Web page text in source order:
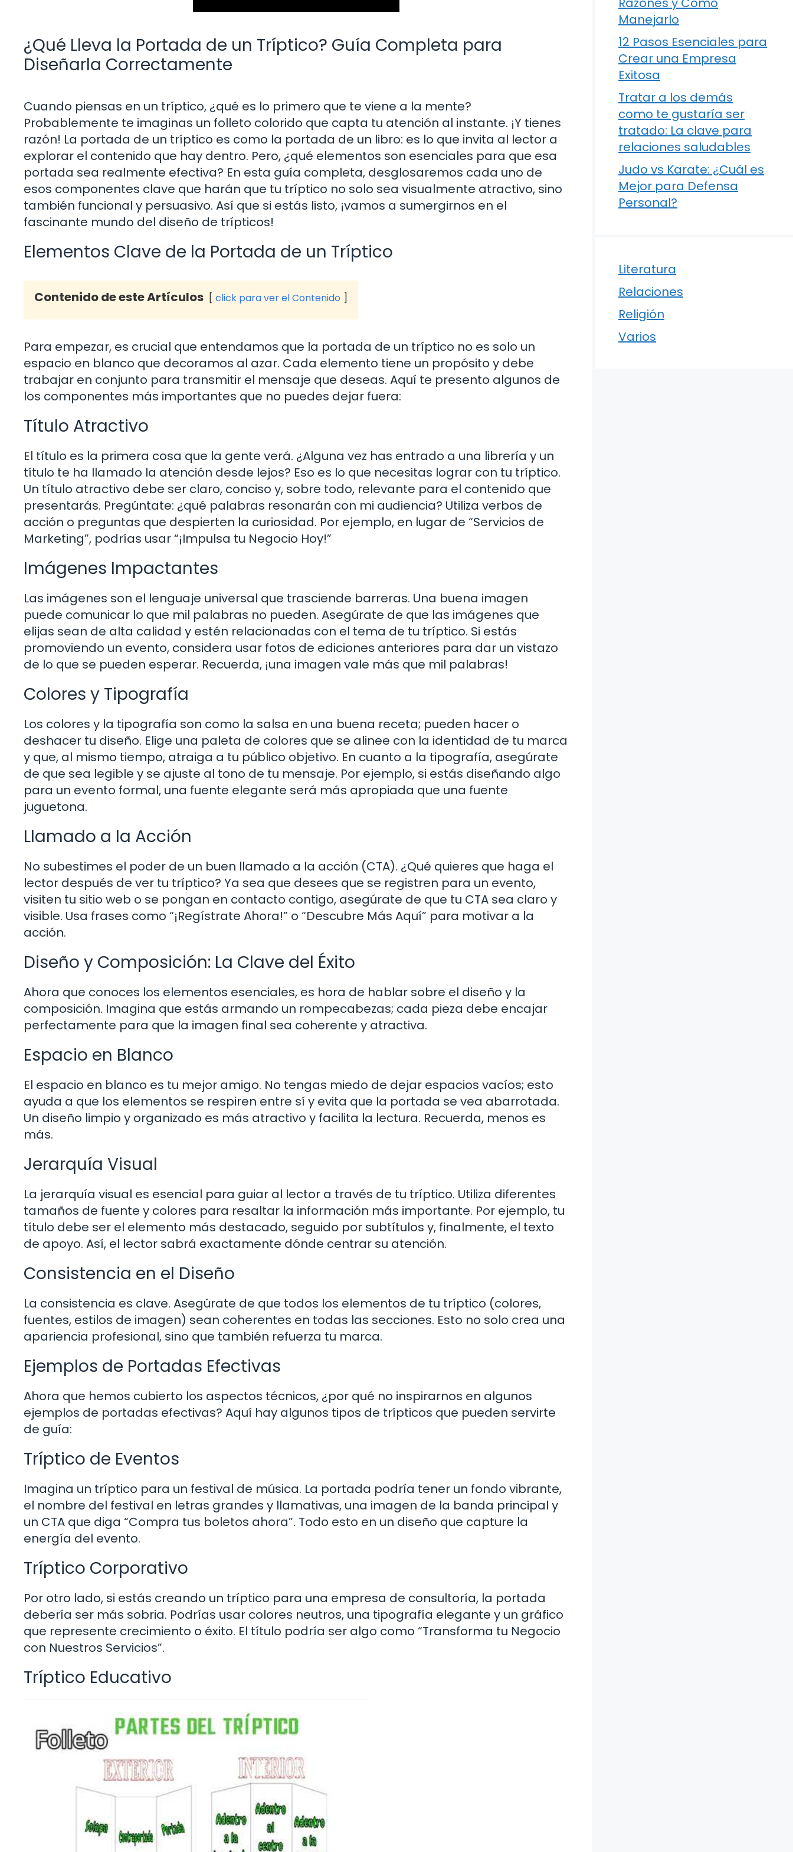
¿Qué Lleva la Portada de un Tríptico? Guía Completa para
Diseñarla Correctamente
Cuando piensas en un tríptico, ¿qué es lo primero que te viene a la mente?
Probablemente te imaginas un folleto colorido que capta tu atención al instante. ¡Y tienes
razón! La portada de un tríptico es como la portada de un libro: es lo que invita al lector a
explorar el contenido que hay dentro. Pero, ¿qué elementos son esenciales para que esa
portada sea realmente efectiva? En esta guía completa, desglosaremos cada uno de
esos componentes clave que harán que tu tríptico no solo sea visualmente atractivo, sino
también funcional y persuasivo. Así que si estás listo, ¡vamos a sumergirnos en el
fascinante mundo del diseño de trípticos!
Elementos Clave de la Portada de un Tríptico
Contenido de este Artículos click para ver el Contenido
Para empezar, es crucial que entendamos que la portada de un tríptico no es solo un
espacio en blanco que decoramos al azar. Cada elemento tiene un propósito y debe
trabajar en conjunto para transmitir el mensaje que deseas. Aquí te presento algunos de
los componentes más importantes que no puedes dejar fuera:
Título Atractivo
El título es la primera cosa que la gente verá. ¿Alguna vez has entrado a una librería y un
título te ha llamado la atención desde lejos? Eso es lo que necesitas lograr con tu tríptico.
Un título atractivo debe ser claro, conciso y, sobre todo, relevante para el contenido que
presentarás. Pregúntate: ¿qué palabras resonarán con mi audiencia? Utiliza verbos de
acción o preguntas que despierten la curiosidad. Por ejemplo, en lugar de “Servicios de
Marketing”, podrías usar “¡Impulsa tu Negocio Hoy!”
Imágenes Impactantes
Las imágenes son el lenguaje universal que trasciende barreras. Una buena imagen
puede comunicar lo que mil palabras no pueden. Asegúrate de que las imágenes que
elijas sean de alta calidad y estén relacionadas con el tema de tu tríptico. Si estás
promoviendo un evento, considera usar fotos de ediciones anteriores para dar un vistazo
de lo que se pueden esperar. Recuerda, ¡una imagen vale más que mil palabras!
Colores y Tipografía
Los colores y la tipografía son como la salsa en una buena receta; pueden hacer o
deshacer tu diseño. Elige una paleta de colores que se alinee con la identidad de tu marca
y que, al mismo tiempo, atraiga a tu público objetivo. En cuanto a la tipografía, asegúrate
de que sea legible y se ajuste al tono de tu mensaje. Por ejemplo, si estás diseñando algo
para un evento formal, una fuente elegante será más apropiada que una fuente
juguetona.
Llamado a la Acción
No subestimes el poder de un buen llamado a la acción (CTA). ¿Qué quieres que haga el
lector después de ver tu tríptico? Ya sea que desees que se registren para un evento,
visiten tu sitio web o se pongan en contacto contigo, asegúrate de que tu CTA sea claro y
visible. Usa frases como “¡Regístrate Ahora!” o “Descubre Más Aquí” para motivar a la
acción.
Diseño y Composición: La Clave del Éxito
Ahora que conoces los elementos esenciales, es hora de hablar sobre el diseño y la
composición. Imagina que estás armando un rompecabezas; cada pieza debe encajar
perfectamente para que la imagen final sea coherente y atractiva.
Espacio en Blanco
El espacio en blanco es tu mejor amigo. No tengas miedo de dejar espacios vacíos; esto
ayuda a que los elementos se respiren entre sí y evita que la portada se vea abarrotada.
Un diseño limpio y organizado es más atractivo y facilita la lectura. Recuerda, menos es
más.
Jerarquía Visual
La jerarquía visual es esencial para guiar al lector a través de tu tríptico. Utiliza diferentes
tamaños de fuente y colores para resaltar la información más importante. Por ejemplo, tu
título debe ser el elemento más destacado, seguido por subtítulos y, finalmente, el texto
de apoyo. Así, el lector sabrá exactamente dónde centrar su atención.
Consistencia en el Diseño
La consistencia es clave. Asegúrate de que todos los elementos de tu tríptico (colores,
fuentes, estilos de imagen) sean coherentes en todas las secciones. Esto no solo crea una
apariencia profesional, sino que también refuerza tu marca.
Ejemplos de Portadas Efectivas
Ahora que hemos cubierto los aspectos técnicos, ¿por qué no inspirarnos en algunos
ejemplos de portadas efectivas? Aquí hay algunos tipos de trípticos que pueden servirte
de guía:
Tríptico de Eventos
Imagina un tríptico para un festival de música. La portada podría tener un fondo vibrante,
el nombre del festival en letras grandes y llamativas, una imagen de la banda principal y
un CTA que diga “Compra tus boletos ahora”. Todo esto en un diseño que capture la
energía del evento.
Tríptico Corporativo
Por otro lado, si estás creando un tríptico para una empresa de consultoría, la portada
debería ser más sobria. Podrías usar colores neutros, una tipografía elegante y un gráfico
que represente crecimiento o éxito. El título podría ser algo como “Transforma tu Negocio
con Nuestros Servicios”.
Tríptico Educativo
Manejarlo
12 Pasos Esenciales para
Crear una Empresa
Exitosa
Tratar a los demás
como te gustaría ser
tratado: La clave para
relaciones saludables
Judo vs Karate: ¿Cuál es
Mejor para Defensa
Personal?
Literatura
Relaciones
Religión
Varios